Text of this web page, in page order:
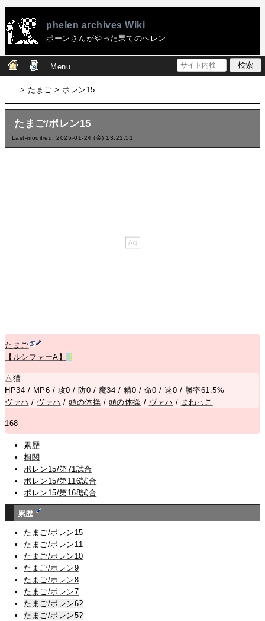
phelen archives Wiki
ポーンさんがやった果てのヘレン
Menu
> たまご > ポレン15
たまご/ポレン15
Last-modified: 2025-01-24 (金) 13:21:51
たまご
【ルシファーA】
R
△猫
HP34 / MP6 / 攻0 / 防0 / 魔34 / 精0 / 命0 / 速0 / 勝率61.5%
ヴァハ / ヴァハ /頭の体操 / 頭の体操 / ヴァハ / まねっこ
168
累歴
相関
ポレン15/第71試合
ポレン15/第116試合
ポレン15/第168試合
累歴
たまご/ポレン15
たまご/ポレン11
たまご/ポレン10
たまご/ポレン9
たまご/ポレン8
たまご/ポレン7
たまご/ポレン6?
たまご/ポレン5?